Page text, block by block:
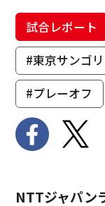
試合レポート
#東京サンゴ
#プレーオフ
NTTジャパン